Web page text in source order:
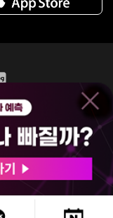
용약관
층(서초동, 제일빌딩)